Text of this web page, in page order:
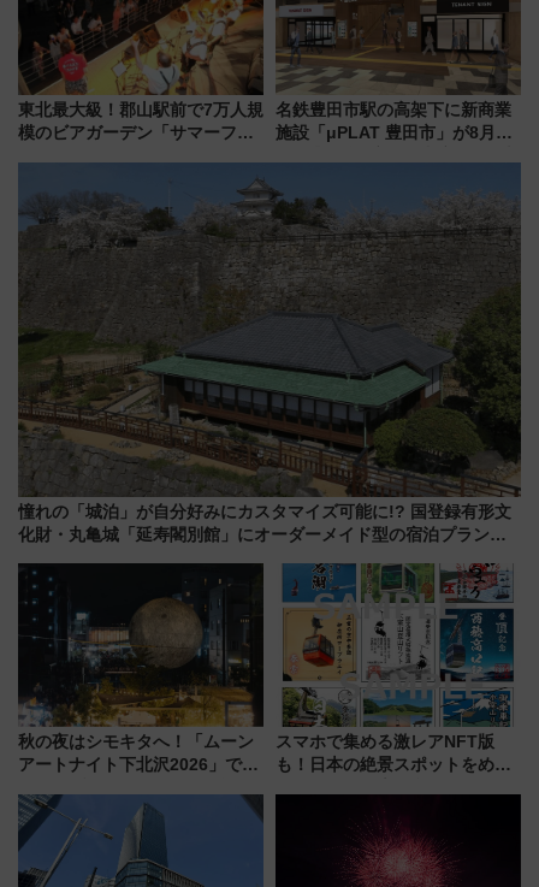
東北最大級！郡山駅前で7万人規
模のビアガーデン「サマーフェ
MALLで予約可能
名鉄豊田市駅の高架下に新商業
施設「μPLAT 豊田市」が8月26
憧れの「城泊」が自分好みにカスタマイズ可能に!? 国登録有形文
化財・丸亀城「延寿閣別館」にオーダーメイド型の宿泊プランが
秋の夜はシモキタへ！「ムーン
アートナイト下北沢2026」でイ
を満喫しよう
スマホで集める激レアNFT版
も！日本の絶景スポットをめぐ
ん)」企画がスタート